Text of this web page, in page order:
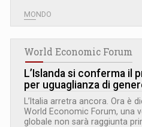
MONDO
World Economic Forum
L’Islanda si conferma il
per uguaglianza di
L’Italia arretra ancora. Ora è
World Economic Forum, una
globale non sarà raggiunta